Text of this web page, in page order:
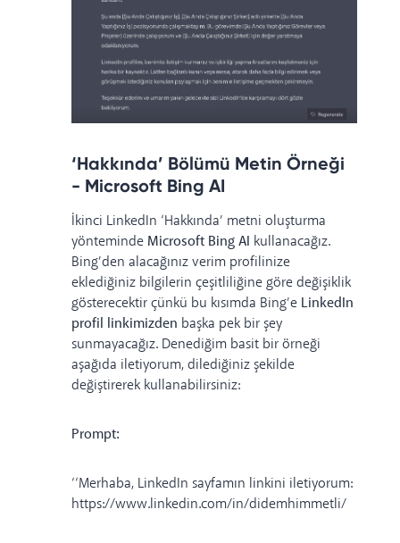
‘Hakkında’ Bölümü Metin Örneği
- Microsoft Bing AI
İkinci LinkedIn ‘Hakkında’ metni oluşturma
yönteminde Microsoft Bing AI kullanacağız.
Bing’den alacağınız verim profilinize
eklediğiniz bilgilerin çeşitliliğine göre değişiklik
gösterecektir çünkü bu kısımda Bing’e LinkedIn
profil linkimizden başka pek bir şey
sunmayacağız. Denediğim basit bir örneği
aşağıda iletiyorum, dilediğiniz şekilde
değiştirerek kullanabilirsiniz:
Prompt:
‘‘Merhaba, LinkedIn sayfamın linkini iletiyorum:
https://www.linkedin.com/in/didemhimmetli/